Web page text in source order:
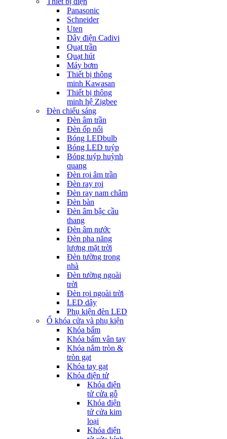
Panasonic
Schneider
Uten
Dây điện Cadivi
Quạt trần
Quạt hút
Máy bơm
Thiết bị thông
minh Kawasan
Thiết bị thông
minh hệ Zigbee
Đèn chiếu sáng
Đèn âm trần
Đèn ốp nổi
Bóng LEDbulb
Bóng LED tuýp
Bóng tuýp huỳnh
quang
Đèn rọi âm trần
Đèn ray rọi
Đèn ray nam châm
Đèn bàn
Đèn âm bậc cầu
thang
Đèn âm nước
Đèn pha năng
lượng mặt trời
Đèn tường trong
nhà
Đèn tường ngoài
trời
Đèn rọi ngoài trời
LED dây
Phụ kiện đèn LED
Ổ khóa cửa và phụ kiện
Khóa bấm
Khóa bấm vân tay
Khóa nắm tròn &
tròn gạt
Khóa tay gạt
Khóa điện tử
Khóa điện
tử cửa gỗ
Khóa điện
tử cửa kim
loại
Khóa điện